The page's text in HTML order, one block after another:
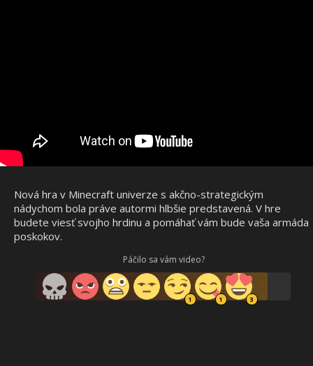
Nová hra v Minecraft univerze s akčno-strategickým
nádychom bola práve autormi hlbšie predstavená. V hre
budete viesť svojho hrdinu a pomáhať vám bude vaša armáda
poskokov.
Páčilo sa vám video?